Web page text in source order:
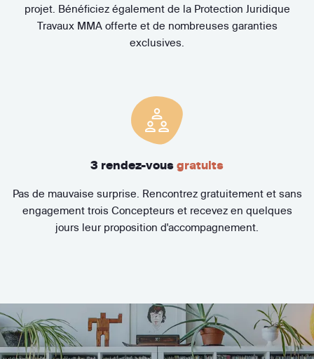
projet. Bénéficiez également de la Protection Juridique
Travaux MMA offerte et de nombreuses garanties
exclusives.
3 rendez-vous gratuits
Pas de mauvaise surprise. Rencontrez gratuitement et sans
engagement trois Concepteurs et recevez en quelques
jours leur proposition d'accompagnement.